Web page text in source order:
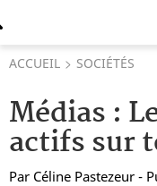
ACCUEIL SOCIÉTÉS
Médias :
actifs sur
Par Céline Pastezeur -